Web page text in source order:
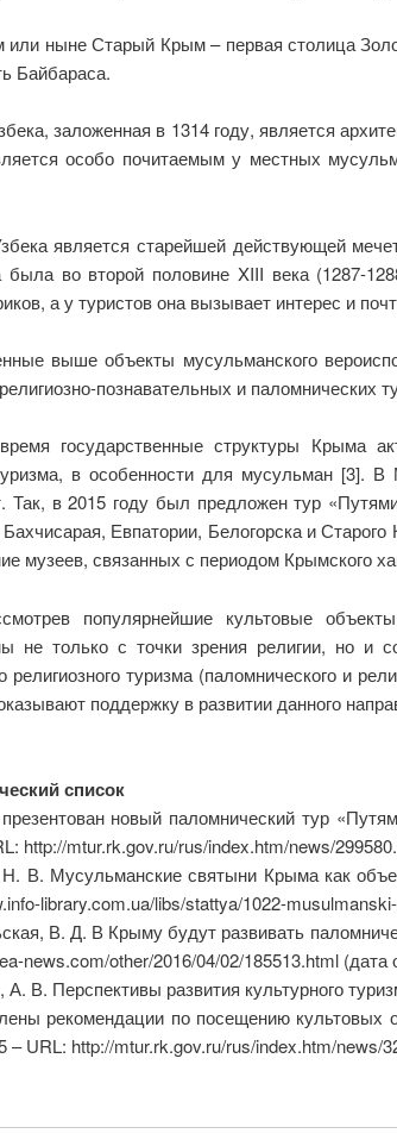
ныне Старый Крым – первая столица
Байбараса.
заложенная в 1314 году, является
особо почитаемым у местных
является старейшей действующей
была во второй половине XIII века (1287-
а у туристов она вызывает интерес и
выше объекты мусульманского
познавательных и паломнических
государственные структуры Крыма
в особенности для мусульман [3].
Так, в 2015 году был предложен тур
Евпатории, Белогорска и
музеев, связанных с периодом Крымского
популярнейшие культовые
не только с точки зрения религии, но и
религиозного туризма (паломнического и
поддержку в развитии данного
список
новый паломнический тур
http://mtur.rk.gov.ru/rus/index.htm/news/
В. Мусульманские святыни Крыма как
library.com.ua/libs/stattya/1022-
В. Д. В Крыму будут развивать
news.com/other/2016/04/02/185513.html
А. В. Перспективы развития культурного
рекомендации по посещению культовых
– URL: http://mtur.rk.gov.ru/rus/index.htm/news/